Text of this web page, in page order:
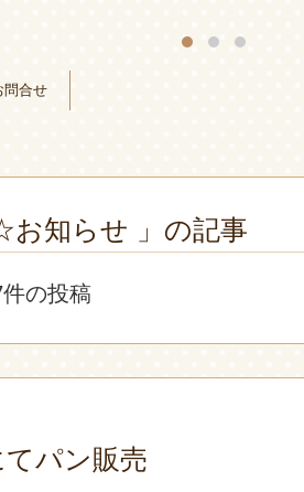
問合せ
知らせ 」の記事
の投稿
パン販売